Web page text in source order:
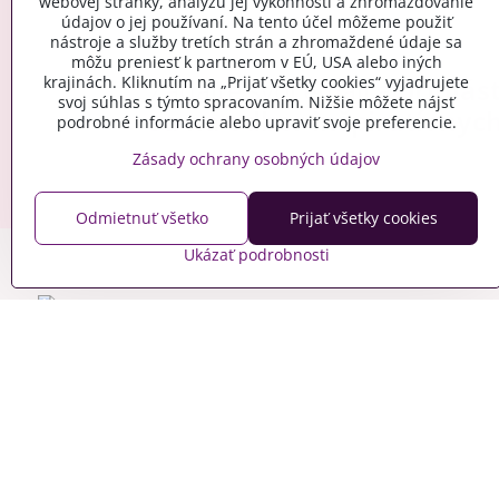
Zadajte svoj email a
sa na odber
údajov o jej používaní. Na tento účel môžeme použiť
nástroje a služby tretích strán a zhromaždené údaje sa
môžu preniesť k partnerom v EÚ, USA alebo iných
krajinách. Kliknutím na „Prijať všetky cookies“ vyjadrujete
svoj súhlas s týmto spracovaním. Nižšie môžete nájsť
podrobné informácie alebo upraviť svoje preferencie.
Zásady ochrany osobných údajov
Ukázať podrobnosti
Prijať všetky cookies
Odmietnuť všetko